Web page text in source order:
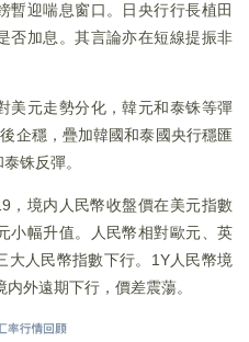
暫迎喘息窗口。日央行行長植田
否加息。其言論亦在短線提振非
美元走勢分化，韓元和泰铢等彈
企穩，疊加韓國和泰國央行穩匯
铢反彈。
，境内人民幣收盤價在美元指數
小幅升值。人民幣相對歐元、英
大人民幣指數下行。1Y人民幣境
外遠期下行，價差震蕩。